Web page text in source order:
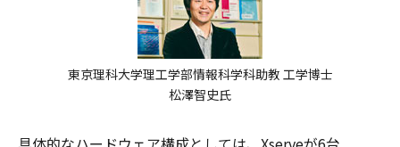
東京理科大学理工学部情報科学科助教 工学博士
松澤智史氏